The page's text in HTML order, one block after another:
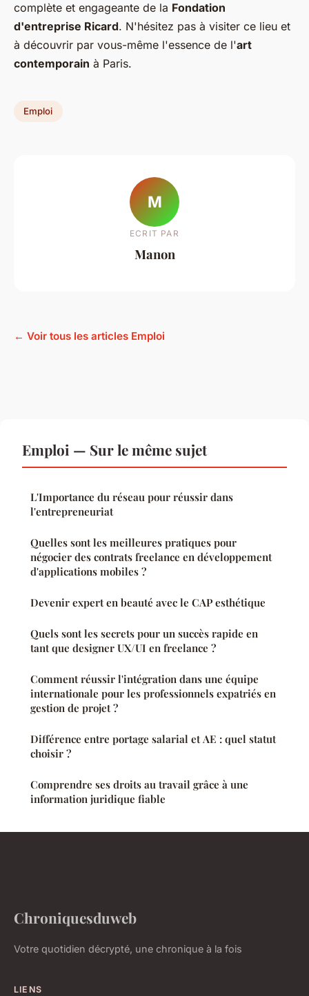
complète et engageante de la Fondation
d'entreprise Ricard. N'hésitez pas à visiter ce lieu et
à découvrir par vous-même l'essence de l'art
contemporain à Paris.
Emploi
M
ECRIT PAR
Manon
← Voir tous les articles Emploi
Emploi — Sur le même sujet
L'Importance du réseau pour réussir dans
l'entrepreneuriat
Quelles sont les meilleures pratiques pour
négocier des contrats freelance en développement
d'applications mobiles ?
Devenir expert en beauté avec le CAP esthétique
Quels sont les secrets pour un succès rapide en
tant que designer UX/UI en freelance ?
Comment réussir l'intégration dans une équipe
internationale pour les professionnels expatriés en
gestion de projet ?
Différence entre portage salarial et AE : quel statut
choisir ?
Comprendre ses droits au travail grâce à une
information juridique fiable
Chroniquesduweb
Votre quotidien décrypté, une chronique à la fois
LIENS